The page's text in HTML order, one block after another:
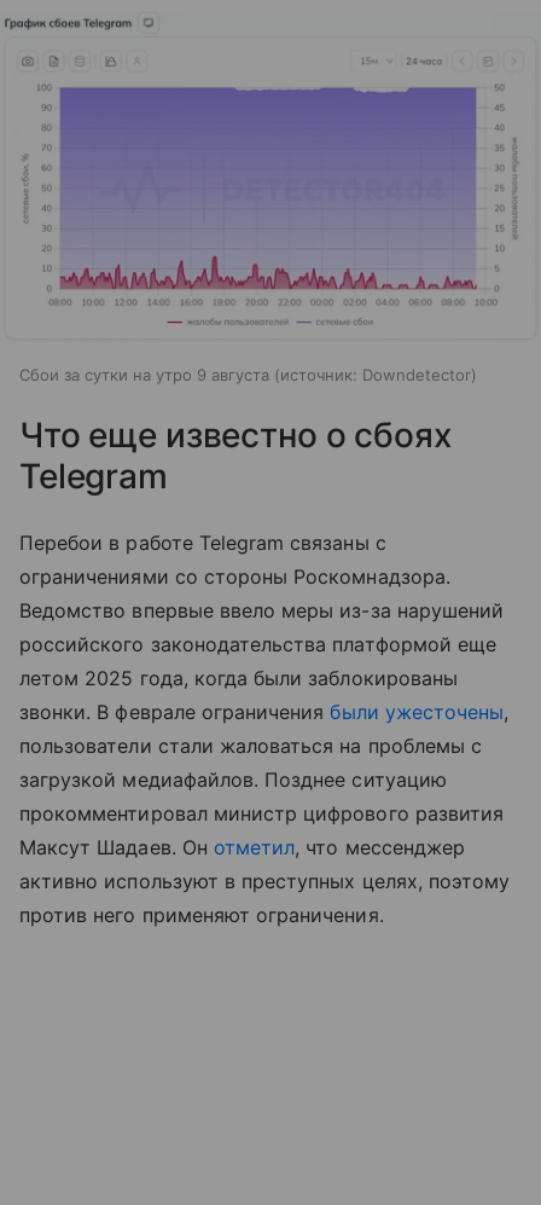
Сбои за сутки на утро 9 августа источник: Downdetector
Что еще известно о сбоях
Telegram
Перебои в работе Telegram связаны с
ограничениями со стороны Роскомнадзора.
Ведомство впервые ввело меры из-за нарушений
российского законодательства платформой еще
летом 2025 года, когда были заблокированы
звонки. В феврале ограничениябыли ужесточены,
пользователи стали жаловаться на проблемы с
загрузкой медиафайлов. Позднее ситуацию
прокомментировал министр цифрового развития
Максут Шадаев. Он отметил, что мессенджер
активно используют в преступных целях, поэтому
против него применяют ограничения.